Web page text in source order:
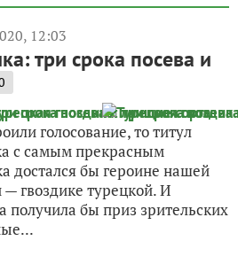
12:03
три срока посева и
голосование, то титул
с самым прекрасным
достался бы героине нашей
гвоздике турецкой. И
получила бы приз зрительских